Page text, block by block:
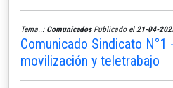
Tema..: ComunicadosPublicado el 21-04-
Comunicado Sindicato N°1
movilización y teletrabajo